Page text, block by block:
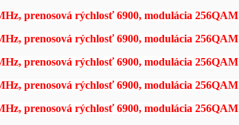
prenosová rýchlosť 6900, modulácia 256QAM
prenosová rýchlosť 6900, modulácia 256QAM
prenosová rýchlosť 6900, modulácia 256QAM
prenosová rýchlosť 6900, modulácia 256QAM
prenosová rýchlosť 6900, modulácia 256QAM